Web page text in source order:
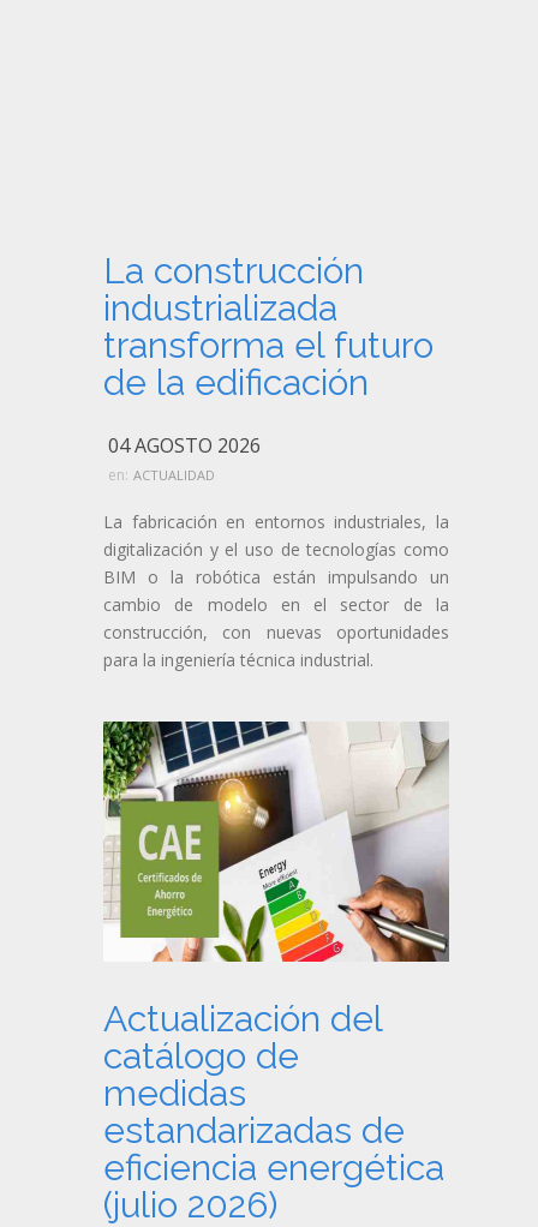
La construcción
industrializada
transforma el futuro
de la edificación
04 AGOSTO 2026
en: ACTUALIDAD
La fabricación en entornos industriales, la
digitalización y el uso de tecnologías como
BIM o la robótica están impulsando un
cambio de modelo en el sector de la
construcción, con nuevas oportunidades
para la ingeniería técnica industrial.
Actualización del
catálogo de
medidas
estandarizadas de
eficiencia energética
(julio 2026)